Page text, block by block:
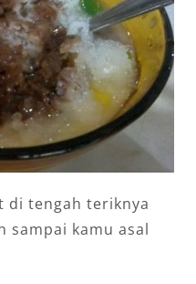
di tengah teriknya
sampai kamu asal